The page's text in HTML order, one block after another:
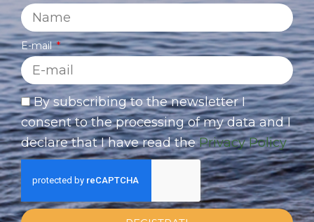
E-mail
By subscribing to the newsletter I
consent to the processing of my data and I
declare that I have read thePrivacy Policy